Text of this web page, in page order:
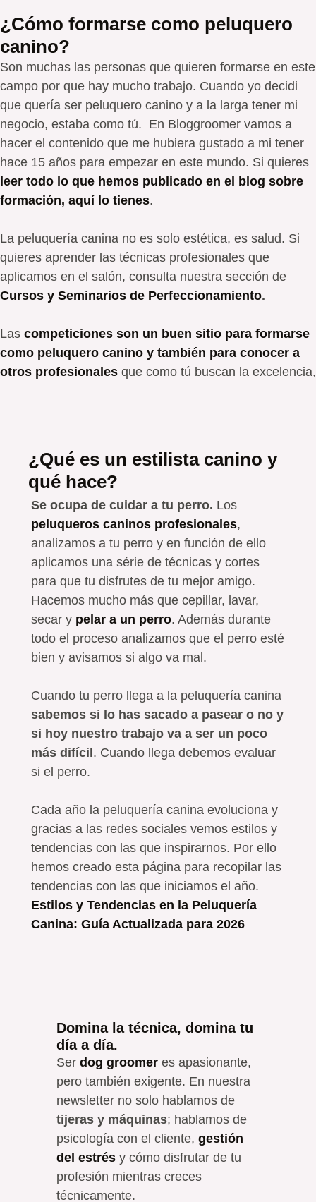
¿Cómo formarse como peluquero
canino?
Son muchas las personas que quieren formarse en este
campo por que hay mucho trabajo. Cuando yo decidi
que quería ser peluquero canino y a la larga tener mi
negocio, estaba como tú. En Bloggroomer vamos a
hacer el contenido que me hubiera gustado a mi tener
hace 15 años para empezar en este mundo. Si quieres
leer todo lo que hemos publicado en el blog sobre
formación, aquí lo tienes.
La peluquería canina no es solo estética, es salud. Si
quieres aprender las técnicas profesionales que
aplicamos en el salón, consulta nuestra sección de
Cursos y Seminarios de Perfeccionamiento.
Las competiciones son un buen sitio para formarse
como peluquero canino y también para conocer a
otros profesionales que como tú buscan la excelencia,
¿Qué es un estilista canino y
qué hace?
Se ocupa de cuidar a tu perro. Los
peluqueros caninos profesionales,
analizamos a tu perro y en función de ello
aplicamos una série de técnicas y cortes
para que tu disfrutes de tu mejor amigo.
Hacemos mucho más que cepillar, lavar,
secar y pelar a un perro. Además durante
todo el proceso analizamos que el perro esté
bien y avisamos si algo va mal.
Cuando tu perro llega a la peluquería canina
sabemos si lo has sacado a pasear o no y
si hoy nuestro trabajo va a ser un poco
más difícil. Cuando llega debemos evaluar
si el perro.
Cada año la peluquería canina evoluciona y
gracias a las redes sociales vemos estilos y
tendencias con las que inspirarnos. Por ello
hemos creado esta página para recopilar las
tendencias con las que iniciamos el año.
Estilos y Tendencias en la Peluquería
Canina: Guía Actualizada para 2026
Domina la técnica, domina tu
día a día.
Ser dog groomer es apasionante,
pero también exigente. En nuestra
newsletter no solo hablamos de
tijeras y máquinas; hablamos de
psicología con el cliente, gestión
del estrés y cómo disfrutar de tu
profesión mientras creces
técnicamente.